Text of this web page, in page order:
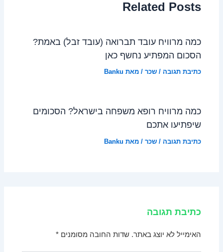
Related Posts
כמה מרוויח עובד תברואה (עובד זבל) באמת?
הסכום המפתיע נחשף כאן
כתיבת תגובה /שכר / מאת Banku
כמה מרוויח רופא משפחה בישראל? הסכומים
שיפתיעו אתכם
כתיבת תגובה /שכר / מאת Banku
כתיבת תגובה
האימייל לא יוצג באתר. שדות החובה מסומנים*